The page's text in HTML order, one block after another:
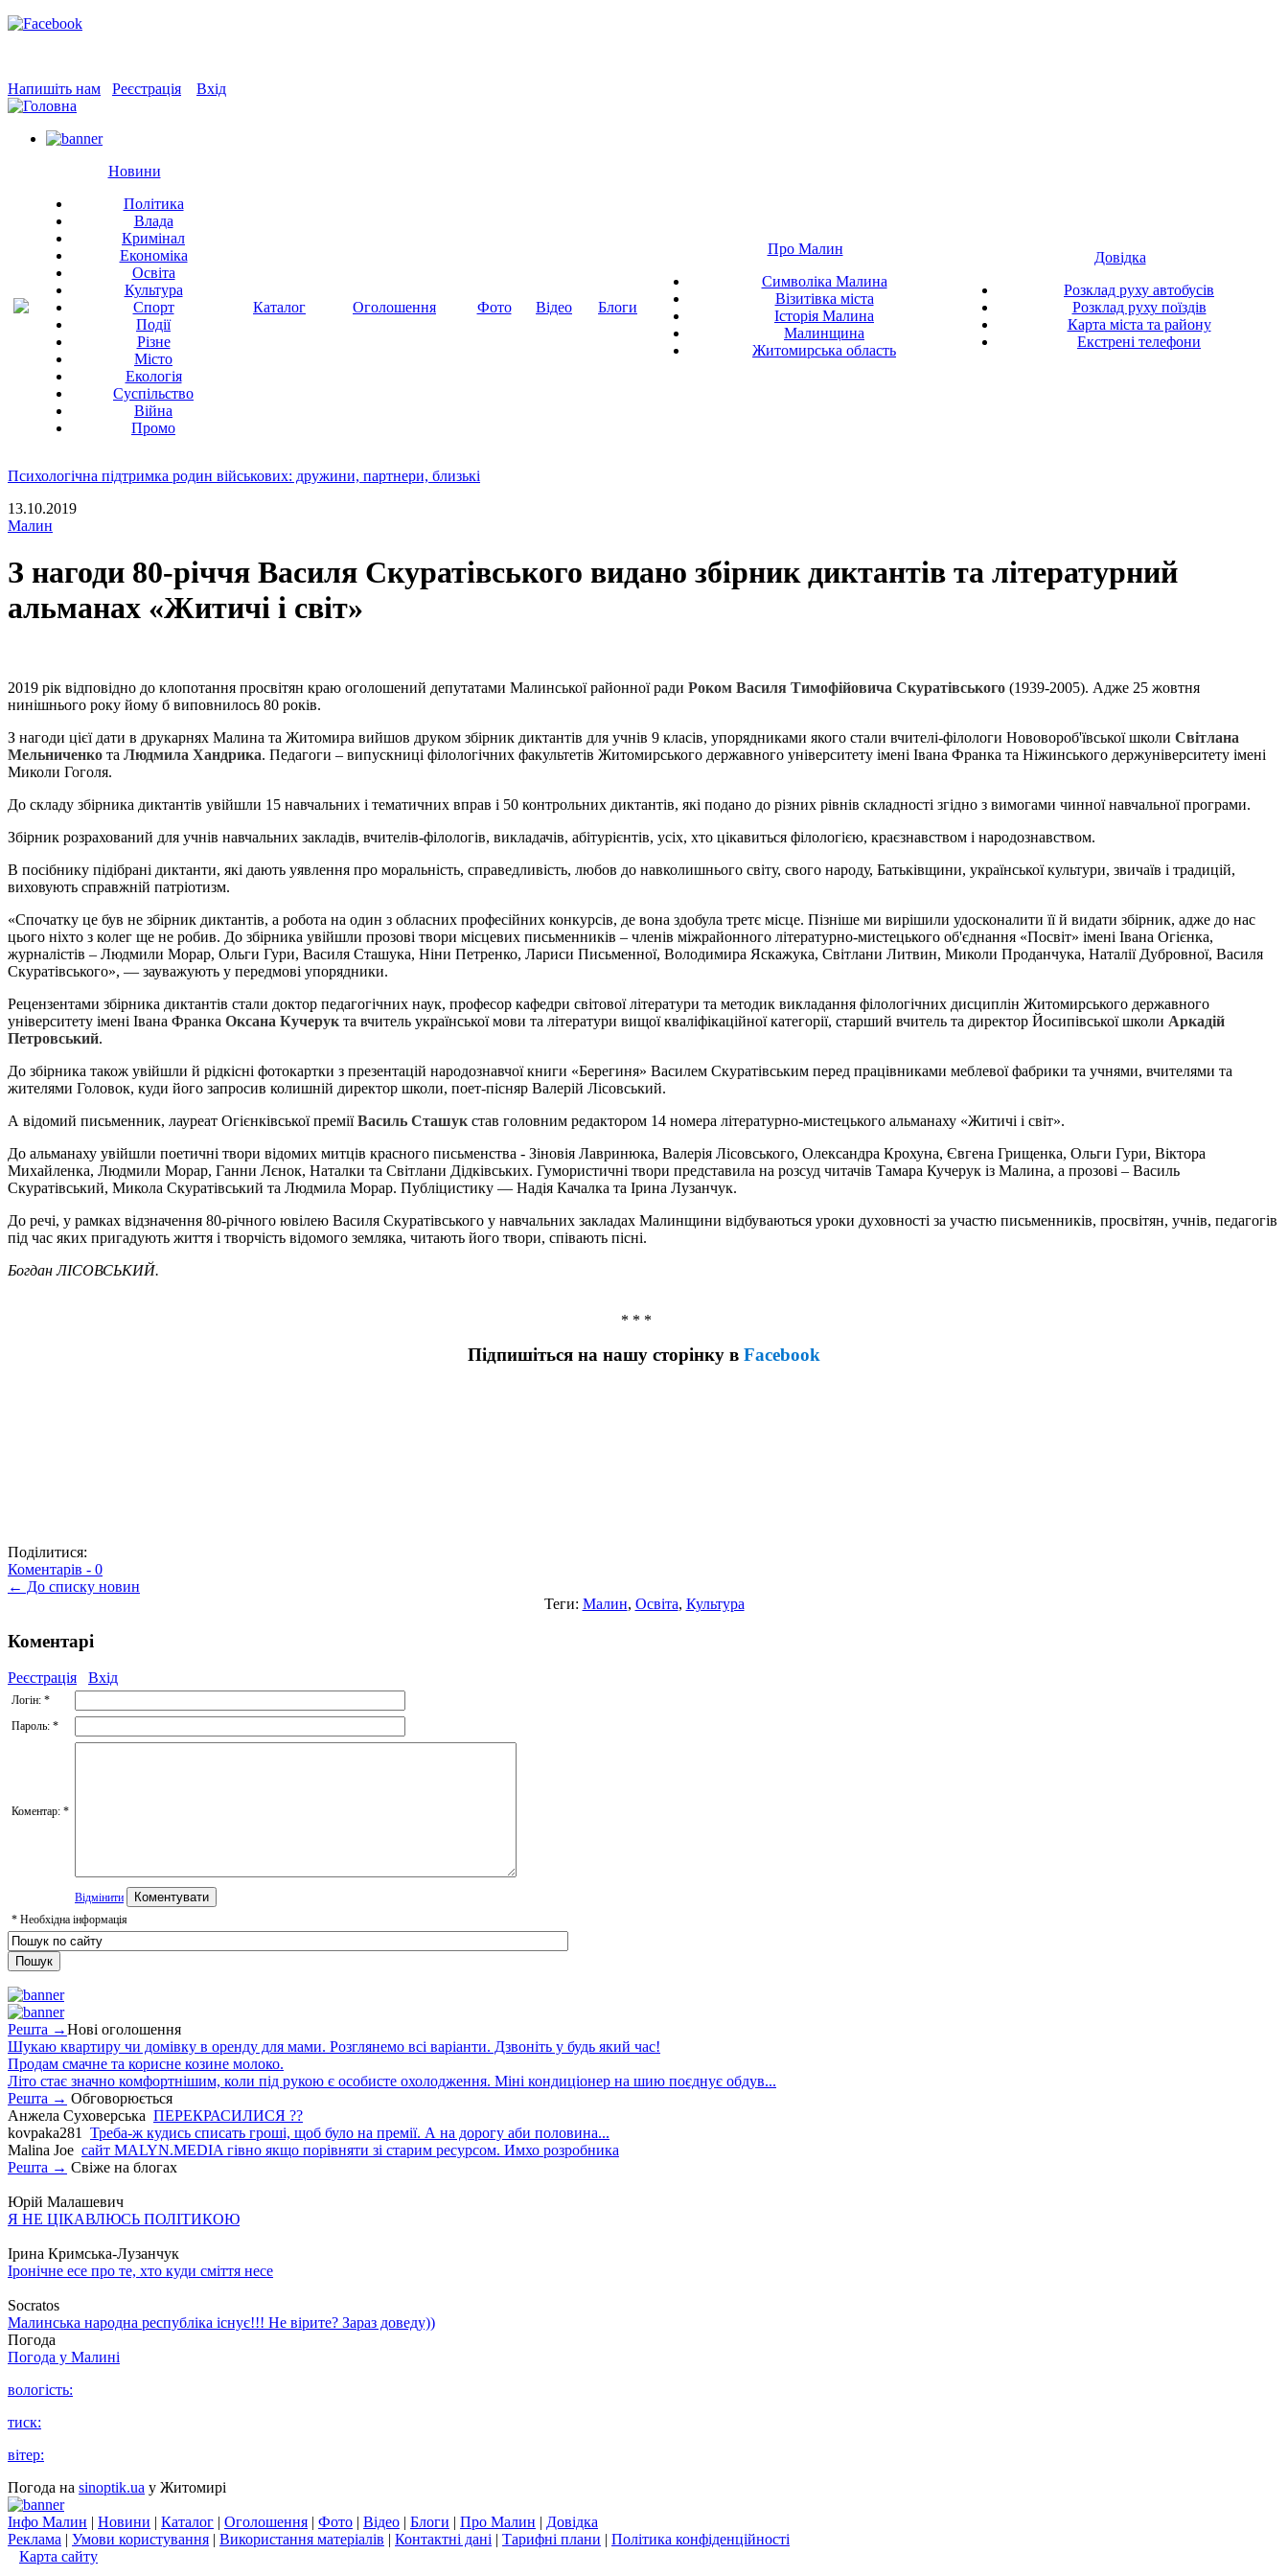
Напишіть нам Реєстрація Вхід
Новини
Політика
Влада
Кримінал
Економіка
Освіта
Культура
Спорт
Події
Різне
Місто
Екологія
Суспільство
Війна
Промо
Каталог Оголошення Фото Відео Блоги
Про Малин
Символіка Малина
Візитівка міста
Історія Малина
Малинщина
Житомирська область
Довідка
Розклад руху автобусів
Розклад руху поїздів
Карта міста та району
Екстрені телефони
Психологічна підтримка родин військових: дружини, партнери, близькі
13.10.2019
Малин
З нагоди 80-річчя Василя Скуратівського видано збірник диктантів та літературний
альманах «Житичі і світ»
2019 рік відповідно до клопотання просвітян краю оголошений депутатами Малинської районної ради Роком Василя Тимофійовича Скуратівського (1939-2005). Адже 25 жовтня
нинішнього року йому б виповнилось 80 років.
З нагоди цієї дати в друкарнях Малина та Житомира вийшов друком збірник диктантів для учнів 9 класів, упорядниками якого стали вчителі-філологи Нововороб'ївської школи Світлана
Мельниченко та Людмила Хандрика. Педагоги – випускниці філологічних факультетів Житомирського державного університету імені Івана Франка та Ніжинського держуніверситету імені
Миколи Гоголя.
До складу збірника диктантів увійшли 15 навчальних і тематичних вправ і 50 контрольних диктантів, які подано до різних рівнів складності згідно з вимогами чинної навчальної програми.
Збірник розрахований для учнів навчальних закладів, вчителів-філологів, викладачів, абітурієнтів, усіх, хто цікавиться філологією, краєзнавством і народознавством.
В посібнику підібрані диктанти, які дають уявлення про моральність, справедливість, любов до навколишнього світу, свого народу, Батьківщини, української культури, звичаїв і традицій,
виховують справжній патріотизм.
«Спочатку це був не збірник диктантів, а робота на один з обласних професійних конкурсів, де вона здобула третє місце. Пізніше ми вирішили удосконалити її й видати збірник, адже до нас
цього ніхто з колег ще не робив. До збірника увійшли прозові твори місцевих письменників – членів міжрайонного літературно-мистецького об'єднання «Посвіт» імені Івана Огієнка,
журналістів – Людмили Морар, Ольги Гури, Василя Сташука, Ніни Петренко, Лариси Письменної, Володимира Яскажука, Світлани Литвин, Миколи Проданчука, Наталії Дубровної, Василя
Скуратівського», — зауважують у передмові упорядники.
Рецензентами збірника диктантів стали доктор педагогічних наук, професор кафедри світової літератури та методик викладання філологічних дисциплін Житомирського державного
університету імені Івана Франка Оксана Кучерук та вчитель української мови та літератури вищої кваліфікаційної категорії, старший вчитель та директор Йосипівської школи Аркадій
Петровський.
До збірника також увійшли й рідкісні фотокартки з презентацій народознавчої книги «Берегиня» Василем Скуратівським перед працівниками меблевої фабрики та учнями, вчителями та
жителями Головок, куди його запросив колишній директор школи, поет-пісняр Валерій Лісовський.
А відомий письменник, лауреат Огієнківської преміїВасиль Сташук став головним редактором 14 номера літературно-мистецького альманаху «Житичі і світ».
До альманаху увійшли поетичні твори відомих митців красного письменства - Зіновія Лавринюка, Валерія Лісовського, Олександра Крохуна, Євгена Грищенка, Ольги Гури, Віктора
Михайленка, Людмили Морар, Ганни Лєнок, Наталки та Світлани Дідківських. Гумористичні твори представила на розсуд читачів Тамара Кучерук із Малина, а прозові – Василь
Скуратівський, Микола Скуратівський та Людмила Морар. Публіцистику — Надія Качалка та Ірина Лузанчук.
До речі, у рамках відзначення 80-річного ювілею Василя Скуратівського у навчальних закладах Малинщини відбуваються уроки духовності за участю письменників, просвітян, учнів, педагогів
під час яких пригадують життя і творчість відомого земляка, читають його твори, співають пісні.
Богдан ЛІСОВСЬКИЙ.
* * *
Підпишіться на нашу сторінку в Facebook
Поділитися:
Коментарів - 0
← До списку новин
Теги: Малин, Освіта, Культура
Коментарі
Реєстрація Вхід
Логін: *
Пароль: *
Коментар: *
Відмінити
* Необхідна інформація
Решта →Нові оголошення
Шукаю квартиру чи домівку в оренду для мами. Розглянемо всі варіанти. Дзвоніть у будь який час!
Продам смачне та корисне козине молоко.
Літо стає значно комфортнішим, коли під рукою є особисте охолодження. Міні кондиціонер на шию поєднує обдув...
Решта → Обговорюється
Анжела Суховерська ПЕРЕКРАСИЛИСЯ ??
kovpaka281
Треба-ж кудись списать гроші, щоб було на премії. А на дорогу аби половина...
Malina Joe сайт MALYN.MEDIA гiвно якщо порiвняти зi старим ресурсом. Имхо розробника
Решта → Свіже на блогах
Юрій Малашевич
Я НЕ ЦІКАВЛЮСЬ ПОЛІТИКОЮ
Ірина Кримська-Лузанчук
Іронічне есе про те, хто куди сміття несе
Socratos
Малинська народна республіка існує!!! Не вірите? Зараз доведу))
Погода
Погода у Малині
вологість:
тиск:
вітер:
Погода на sinoptik.ua у Житомирі
Інфо Малин | Новини | Каталог | Оголошення | Фото | Відео | Блоги | Про Малин | Довідка
Реклама | Умови користування | Використання матеріалів | Контактні дані | Тарифні плани | Політика конфіденційності
Карта сайту